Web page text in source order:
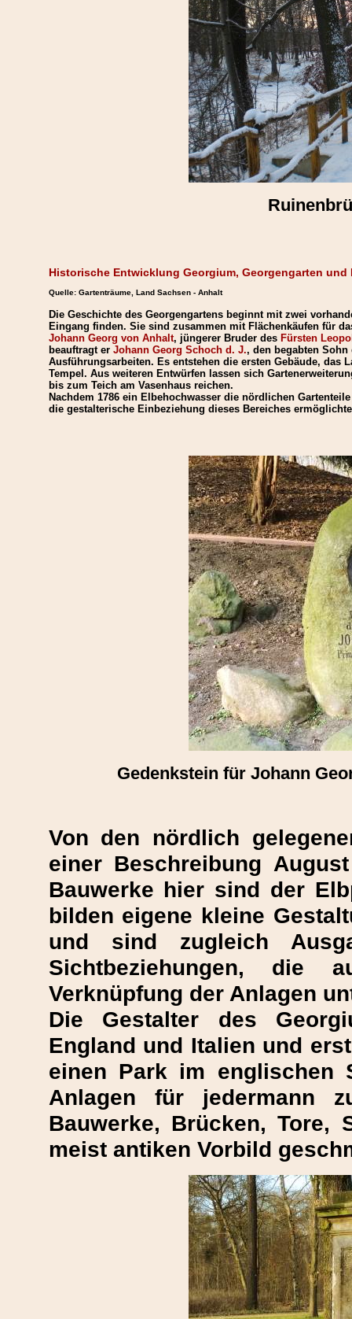
Historische Entwicklung Georgium, Georgengarten und
Quelle: Gartenträume, Land Sachsen - Anhalt
Die Geschichte des Georgengartens beginnt mit zwei
Eingang finden. Sie sind zusammen mit Flächenkäufen für
Johann Georg von Anhalt, jüngerer Bruder des Fürsten
beauftragt er Johann Georg Schoch d. J., den begabten
Ausführungsarbeiten. Es entstehen die ersten Gebäude, das
Tempel. Aus weiteren Entwürfen lassen sich
bis zum Teich am Vasenhaus reichen.
Nachdem 1786 ein Elbehochwasser die nördlichen
die gestalterische Einbeziehung dieses Bereiches
Gedenkstein für Johann
Von den nördlich
einer Beschreibung
Bauwerke hier sind der
bilden eigene kleine
und sind zugleich
Sichtbeziehungen, die
Verknüpfung der Anlagen
Die Gestalter des
England und Italien und
einen Park im englischen
Anlagen für jedermann
Bauwerke, Brücken, Tore,
meist antiken Vorbild